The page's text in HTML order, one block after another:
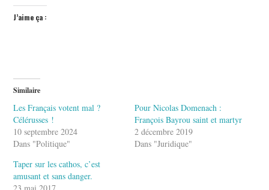
J’aime ça :
Similaire
Les Français votent mal ?
Célérusses !
10 septembre 2024
Dans "Politique"
Pour Nicolas Domenach :
François Bayrou saint et martyr
2 décembre 2019
Dans "Juridique"
Taper sur les cathos, c’est
amusant et sans danger.